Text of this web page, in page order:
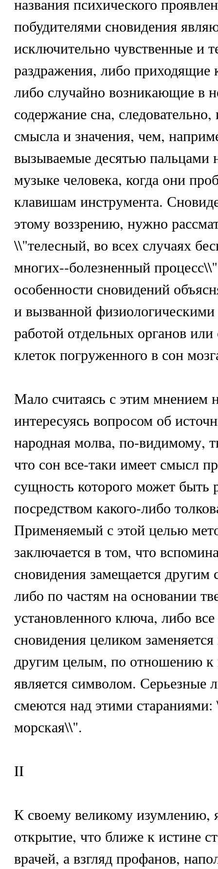
побудителями сновидения
исключительно чувственные и
раздражения, либо приходящие
либо случайно возникающие в
содержание сна,
смысла и значения, чем,
вызываемые десятью пальцами
музыке человека, когда они
клавишам инструмента.
этому воззрению, нужно
\\"телесный, во всех случаях
многих--болезненный
особенности сновидений
и вызванной
работой отдельных органов
клеток погруженного в сон
Мало считаясь с этим мнением
интересуясь вопросом об
народная молва, по-видимому,
что сон все-таки имеет смысл
сущность которого может быть
посредством какого-либо
Применяемый с этой целью
заключается в том, что
сновидения замещается
либо по частям на основании
установленного ключа, либо
сновидения целиком
другим целым, по отношению к
является символом. Серьезные
смеются над этими
морская\\".
II
К своему великому изумлению,
открытие, что ближе к истине
врачей, а взгляд профанов,